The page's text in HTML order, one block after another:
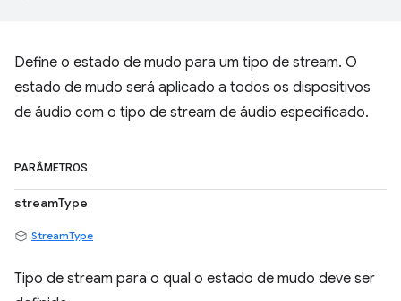
Define o estado de mudo para um tipo de stream. O
estado de mudo será aplicado a todos os dispositivos
de áudio com o tipo de stream de áudio especificado.
PARÂMETROS
streamType
StreamType
Tipo de stream para o qual o estado de mudo deve ser